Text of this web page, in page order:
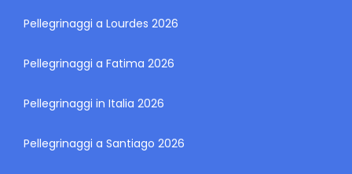
Pellegrinaggi a Lourdes 2026
Pellegrinaggi a Fatima 2026
Pellegrinaggi in Italia 2026
Pellegrinaggi a Santiago 2026